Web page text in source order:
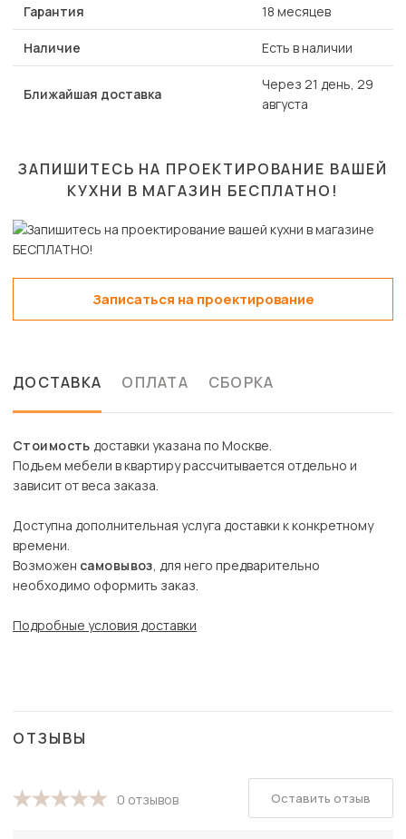
Гарантия 18 месяцев
Наличие Есть в наличии
Ближайшая доставка
Через 21 день, 29
августа
ЗАПИШИТЕСЬ НА ПРОЕКТИРОВАНИЕ ВАШЕЙ
КУХНИ В МАГАЗИН БЕСПЛАТНО!
Записаться на проектирование
ДОСТАВКА ОПЛАТА СБОРКА
Стоимость доставки указана по Москве.
Подъем мебели в квартиру рассчитывается отдельно и
зависит от веса заказа.
Доступна дополнительная услуга доставки к конкретному
времени.
Возможен самовывоз, для него предварительно
необходимо оформить заказ.
Подробные условия доставки
ОТЗЫВЫ
0 отзывов Оставить отзыв